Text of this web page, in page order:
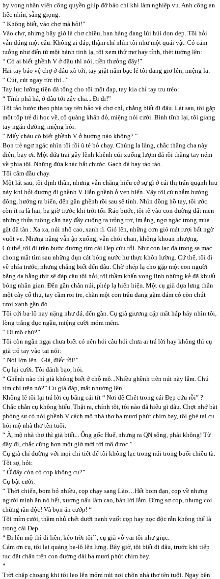
hy vọng nhân viên công quyền giúp đỡ báo chí khi làm nghiệp vụ. Anh công an
liếc nhìn, sẵng giọng:
“ Không biết, vào chợ mà hỏi!”
Vào chợ, nhưng bây giờ là chợ chiều, bạn hàng đang lúi húi dọn dẹp. Tôi hỏi
vẫn đúng một câu. Không ai đáp, thậm chí nhìn tôi như một quái vật. Có cảm
tuởng như đến từ một hành tinh lạ, tôi xem thử mơ hay tỉnh, thét tướng lên:
“ Có ai biết ghềnh V ở đâu thì nói, tiền thưởng đây!”
Hai tay bảo vệ chợ ở đâu xồ tới, tay giật nắm bạc lẻ tôi đang giơ lên, miệng la:
“ Cút, cút ngay tức thì...”
Tay lực lưỡng tiện đà tống cho tôi một đạp, tay kia chỉ tay tru tréo:
“ Tính phá hả, ở đâu tới zậy cha... Đi đi!”
Tôi rảo bước theo phía tay tên bảo vệ chợ chỉ, chẳng biết đi đâu. Lát sau, tôi gặp
một tốp trẻ đi học về, cổ quàng khăn đỏ, miệng nói cười. Bình tĩnh lại, tôi giang
tay ngăn đường, miệng hỏi:
“ Mấy cháu có biết ghềnh V ở hướng nào không? “
Bọn trẻ ngơ ngác nhìn tôi rồi ù té bỏ chạy. Chúng la làng, chắc thằng cha này
điên, bay ơi. Một đứa trai gầy lênh khênh cúi xuống lượm đá rồi thẳng tay ném
về phía tôi. Những đứa khác bắt chước. Gạch đá bay rào rào.
Tôi cắm đầu chạy.
Một lát sau, tôi định thần, nhưng vẫn chẳng hiểu cớ sự gì ở cái thị trấn quạnh hiu
này khi hỏi đường đi ghềnh V. Hẳn ghềnh ở ven biển. Vậy tôi cứ nhắm hướng
đông, hướng ra biển, đến gần ghềnh rồi sau sẽ tính. Nhìn đồng hồ tay, tôi ước
còn ít ra là hai, ba giờ trước khi trời tối. Rảo bước, tôi rẽ vào con đường đất men
những thửa ruộng cằn nay đầy cuống rạ trỏng trơ, im ắng, ngơ ngác trong mùa
gặt đã tàn . Xa xa, núi nhô cao, xanh rì. Gió lên, những cơn gió mát rượi bất ngờ
vuốt ve. Nhưng nắng vẫn ập xuống, vẫn chói chan, không khoan nhượng.
Cứ thế, tôi đi trên bước đường tìm cái Đẹp cứu rỗi. Như con lạc đà trong sa mạc
chong mắt tìm sau những đụn cát bóng nước hư thực khôn lường. Cứ thế, tôi đi
về phía trước, nhưng chẳng biết đến đâu. Chờ phép lạ cho gặp một con người
bằng da bằng thịt sẽ đáp câu tôi hỏi, tôi thầm khấn vong linh những kẻ đã khuất
bóng nhân gian. Đến gần chân núi, phép lạ hiển hiện. Một cụ già dựa lưng thân
một cây cổ thụ, tay cầm roi tre, chăn một con trâu đang gặm đám cỏ còn chút
tươi xanh gần đó.
Tôi cởi ba-lô nay nặng như đá, đến gần. Cụ già giương cặp mắt hấp háy nhìn tôi,
lòng trắng đục ngầu, miệng cười móm mém.
“ Đi mô chừ?”
Tôi còn ngần ngại chưa biết có nên hỏi câu hỏi chưa ai trả lời hay không thì cụ
già trỏ tay vào tai nói:
“ Nói lớn lên...Già, điếc rồi!”
Cụ lại cười. Tôi đánh bạo, hỏi.
“ Ghềnh nào thì già không biết ở chỗ mô...Nhiều ghềnh trên núi này lắm. Chú
tìm chi trên nớ?” Cụ già đáp, mắt nhướng lên.
Không lẽ tôi lại trả lời cụ bằng cái tít “ Nơi để Chết trong cái Đẹp cứu rỗi” ?
Chắc chắn cụ không hiểu. Thật ra, chính tôi, tôi nào đã hiểu gì đâu. Chợt nhớ bài
phóng sự có nói ghềnh V cách mộ nhà thơ ba mươi phút chim bay, tôi ghé tai cụ
hỏi mộ nhà thơ tên tuổi.
“ À, mộ nhà thơ thì già biết... Ổng gốc Huế, nhưng ra QN sống, phải không! Từ
đây đi, chắc cũng hơn một giờ mới tới mộ được.”
Cụ già chỉ đường với mọi chi tiết để tôi không lạc trong núi trong buổi chiều tà.
Tôi sợ, hỏi:
“ Ở đây còn có cọp không cụ?”
Cụ bật cười:
“ Thời chiến, bom bỏ nhiều, cọp chạy sang Lào…Hết bom đạn, cọp về nhưng
người mình ăn nó hết, xương nấu làm cao, bán lời lắm. Đừng sợ cọp, nhưng coi
chừng rắn độc! Và bọn ăn cướp! “
Tôi mỉm cười, thầm nhủ chết dưới nanh vuốt cọp hay nọc độc rắn không thể là
trong cái Đẹp.
“ Đi lên mộ thì đi liền, kẻo trời tối``, cụ già vỗ vai tôi như giục.
Cám ơn cụ, tôi lại quàng ba-lô lên lưng. Bây giờ, tôi biết đi đâu, trước khi tiếp
tục đặt chân trên con đường dài ba mươi phút chim bay.
*
Trời chập choạng khi tôi leo lên mỏm núi nơi chôn nhà thơ tên tuổi. Ngay bên